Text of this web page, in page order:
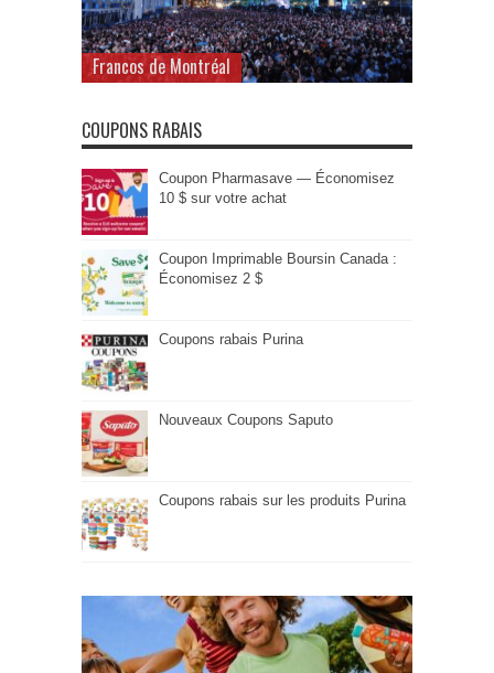
Francos de Montréal
COUPONS RABAIS
Coupon Pharmasave — Économisez
10 $ sur votre achat
Coupon Imprimable Boursin Canada :
Économisez 2 $
Coupons rabais Purina
Nouveaux Coupons Saputo
Coupons rabais sur les produits Purina